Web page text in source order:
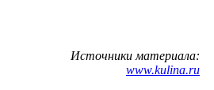
Источники материала:
www.kulina.ru